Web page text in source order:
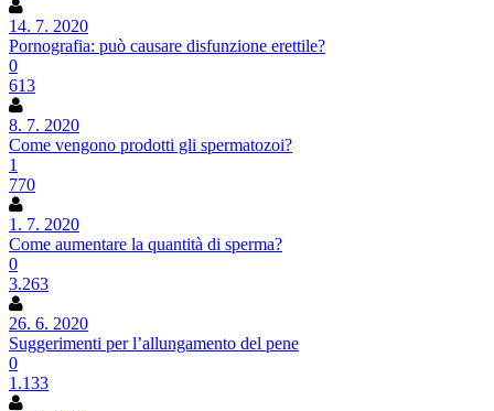
14. 7. 2020
Pornografia: può causare disfunzione erettile?
0
613
8. 7. 2020
Come vengono prodotti gli spermatozoi?
1
770
1. 7. 2020
Come aumentare la quantità di sperma?
0
3.263
26. 6. 2020
Suggerimenti per l’allungamento del pene
0
1.133